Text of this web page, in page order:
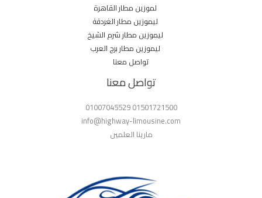
لموزين مطار القاهرة
ليموزين مطار الغردقة
ليموزين مطار شرم الشيخ
ليموزين مطار برج العرب
تواصل معنا
تواصل معنا
01501721500 01007045529
info@highway-limousine.com
مارينا العلمين